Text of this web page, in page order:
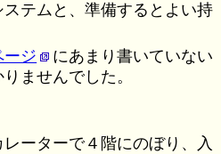
テムと、準備するとよい持
ージ
にあまり書いていない
ませんでした。
ーターで４階にのぼり、入